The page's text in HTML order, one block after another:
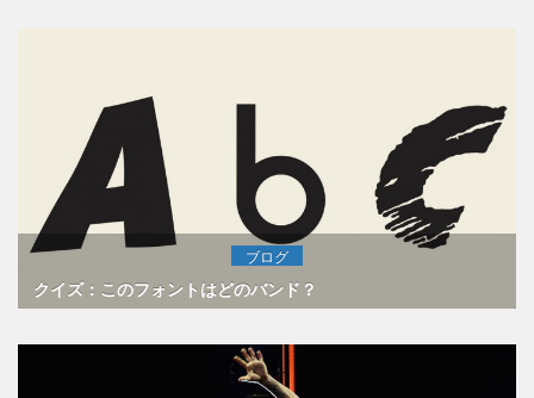
ブログ
クイズ：このフォントはどのバンド？